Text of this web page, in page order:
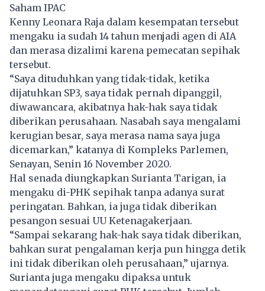
Saham IPAC
Kenny Leonara Raja dalam kesempatan tersebut
mengaku ia sudah 14 tahun menjadi agen di AIA
dan merasa dizalimi karena pemecatan sepihak
tersebut.
“Saya dituduhkan yang tidak-tidak, ketika
dijatuhkan SP3, saya tidak pernah dipanggil,
diwawancara, akibatnya hak-hak saya tidak
diberikan perusahaan. Nasabah saya mengalami
kerugian besar, saya merasa nama saya juga
dicemarkan,” katanya di Kompleks Parlemen,
Senayan, Senin 16 November 2020.
Hal senada diungkapkan Surianta Tarigan, ia
mengaku di-PHK sepihak tanpa adanya surat
peringatan. Bahkan, ia juga tidak diberikan
pesangon sesuai UU Ketenagakerjaan.
“Sampai sekarang hak-hak saya tidak diberikan,
bahkan surat pengalaman kerja pun hingga detik
ini tidak diberikan oleh perusahaan,” ujarnya.
Surianta juga mengaku dipaksa untuk